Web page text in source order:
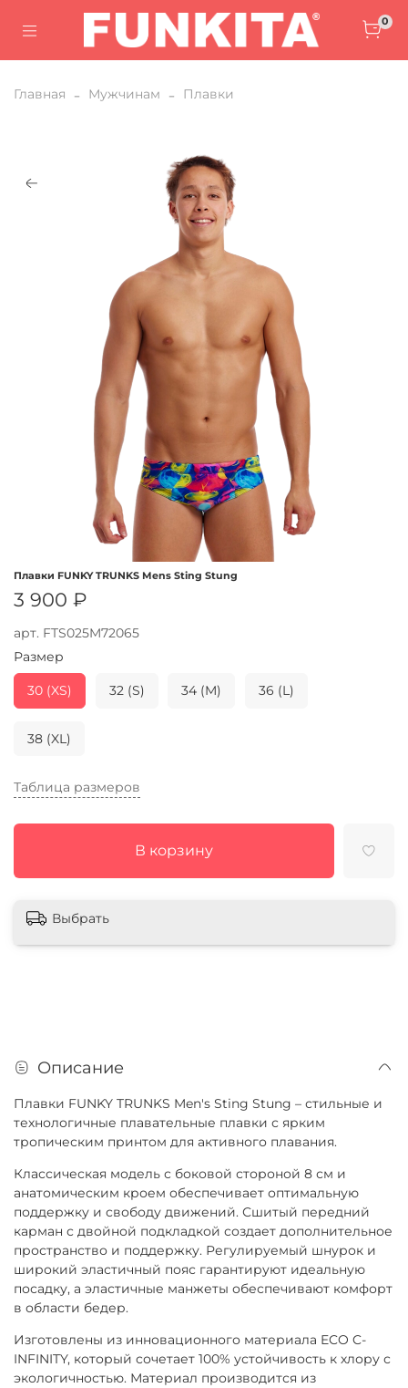
0
Главная Мужчинам Плавки
арт. FTS025M72065
Плавки FUNKY TRUNKS Mens Sting Stung
3 900 ₽
Таблица размеров
В корзину
Размер
30 (XS) 32 (S) 34 (M) 36 (L)
38 (XL)
Выбрать
Описание
Плавки FUNKY TRUNKS Men's Sting Stung – стильные и
технологичные плавательные плавки с ярким
тропическим принтом для активного плавания.
Классическая модель с боковой стороной 8 см и
анатомическим кроем обеспечивает оптимальную
поддержку и свободу движений. Сшитый передний
карман с двойной подкладкой создает дополнительное
пространство и поддержку. Регулируемый шнурок и
широкий эластичный пояс гарантируют идеальную
посадку, а эластичные манжеты обеспечивают комфорт
в области бедер.
Изготовлены из инновационного материала ECO C-
INFINITY, который сочетает 100% устойчивость к хлору с
экологичностью. Материал производится из